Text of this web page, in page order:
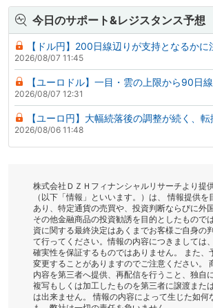
今日のサポート&レジスタンス予想
【ドル円】200日線辺りが支持となるかに
2026/08/07 11:45
【ユーロドル】一目・雲の上限から90日
2026/08/07 12:31
【ユーロ円】大幅続落後の調整が続く、
2026/08/06 11:48
株式会社ＤＺＨフィナンシャルリサーチより提
（以下「情報」といいます。）は、 情報提供
あり、特定通貨の売買や、投資判断ならびに外
その他金融商品の投資勧誘を目的としたもので
資に関する最終決定はあくまでお客様ご自身の
て行ってください。情報の内容につきましては
確実性を保証するものではありません。 また、
変更することがありますのでご注意ください。
内容を第三者へ提供、再配信を行うこと、独自
複写もしくは加工したものを第三者に譲渡また
は出来ません。 情報の内容によって生じた如何